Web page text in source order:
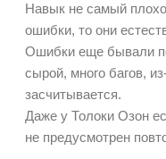
Навык не самый
ошибки, то они
Ошибки еще бывали
сырой, много багов,
засчитывается.
Даже у Толоки Озон
не предусмотрен